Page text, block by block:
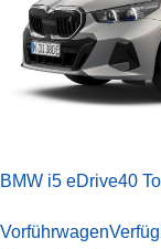
BMW i5 eDrive40
Vorführwagen